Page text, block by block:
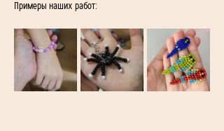
Примеры наших работ: